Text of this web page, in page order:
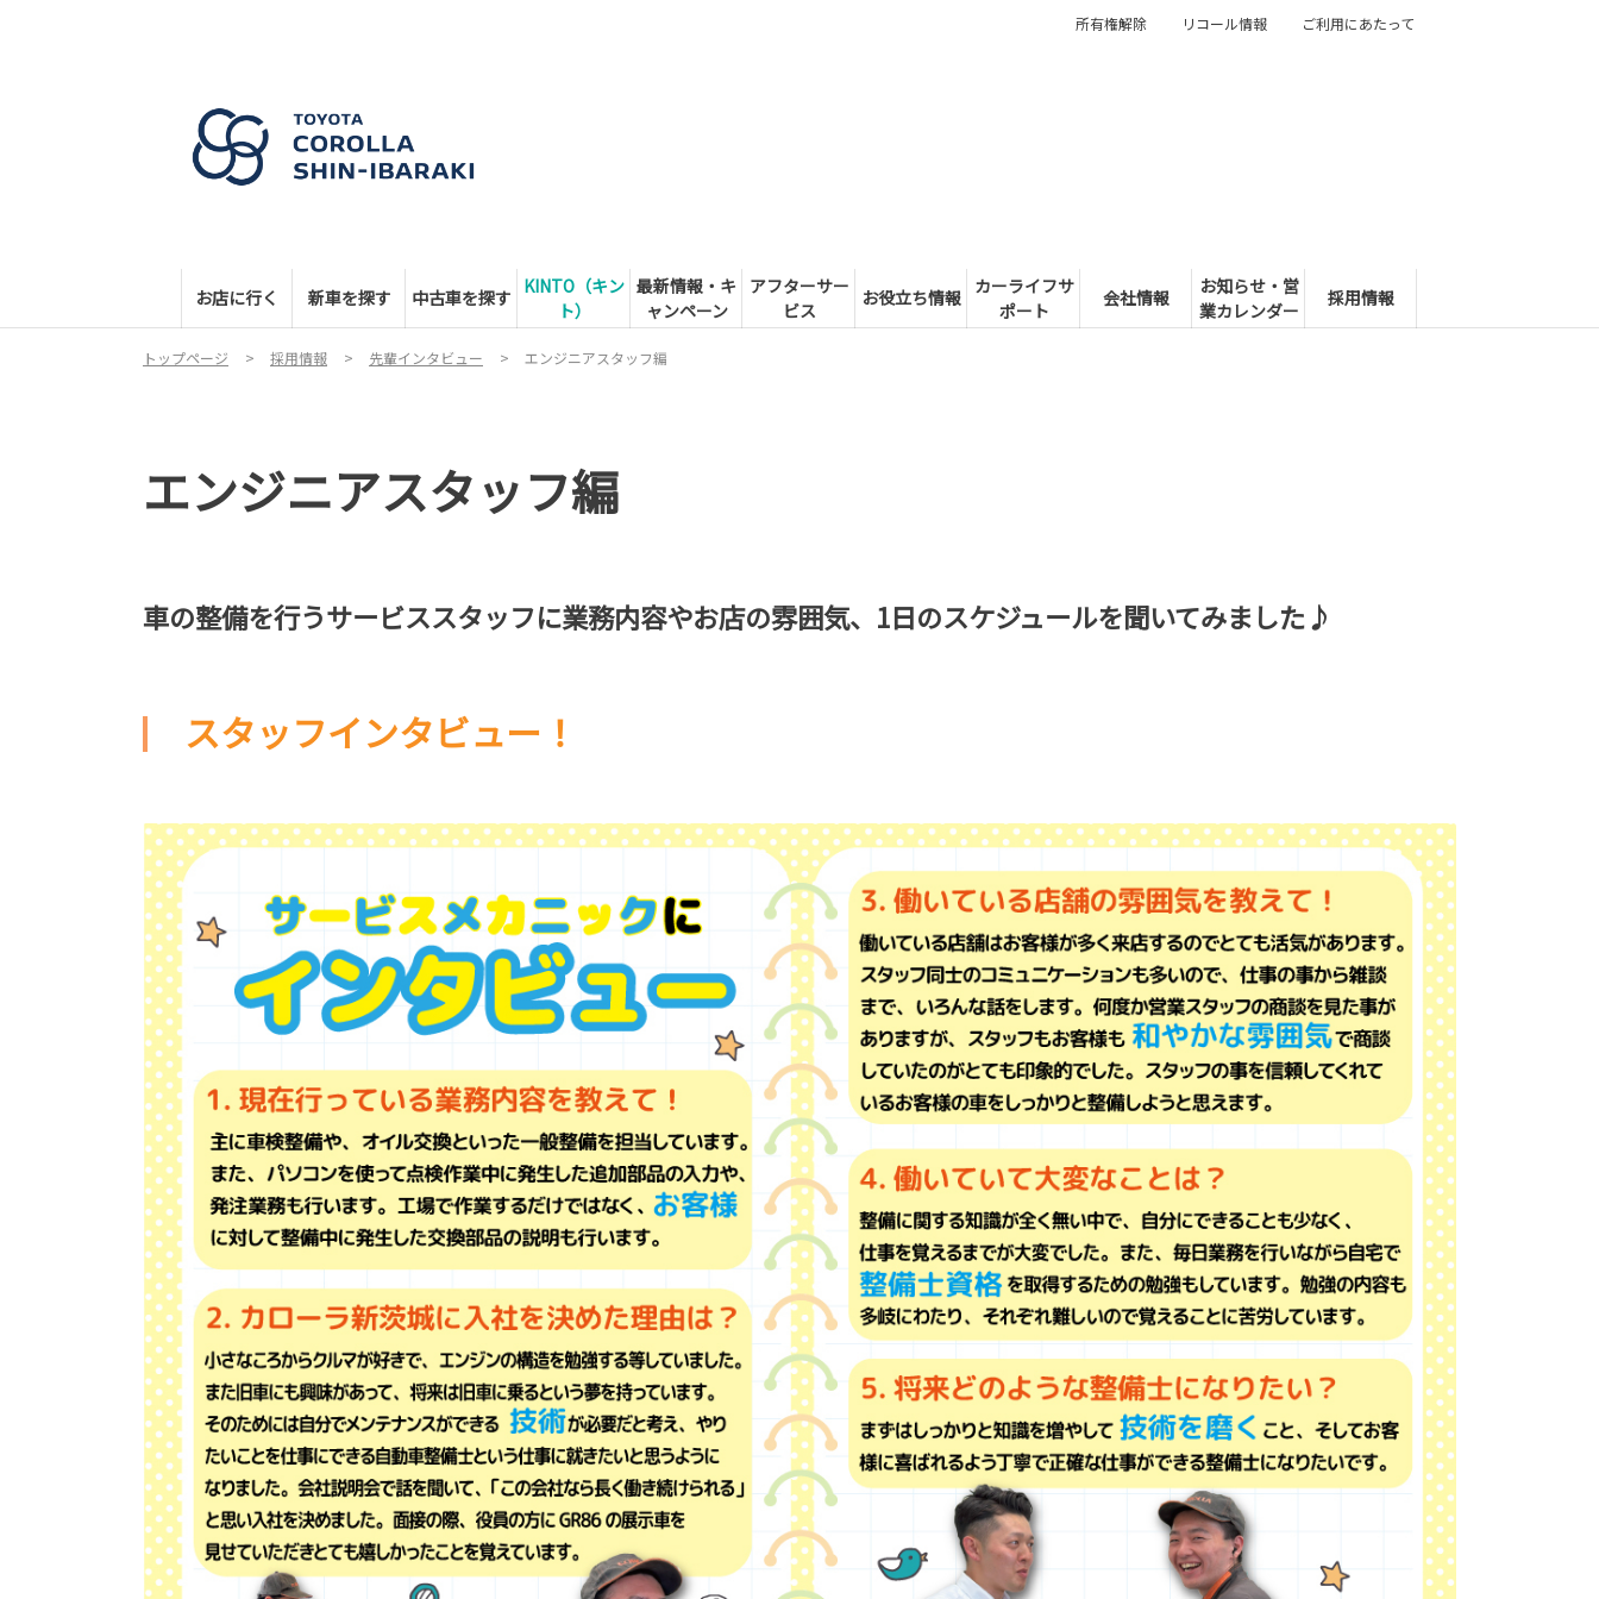
お店に行く 新車を探す 中古車を探す KINTO（キン
ト）
最新情報・キ
ャンペーン
アフターサー
ビス
お役立ち情報 カーライフサ
ポート
会社情報
お知らせ・営
業カレンダー
採用情報
所有権解除 リコール情報 ご利用にあたって
トップページ 採用情報 先輩インタビュー エンジニアスタッフ編
エンジニアスタッフ編
車の整備を行うサービススタッフに業務内容やお店の雰囲気、1日のスケジュールを聞いてみました♪
スタッフインタビュー！